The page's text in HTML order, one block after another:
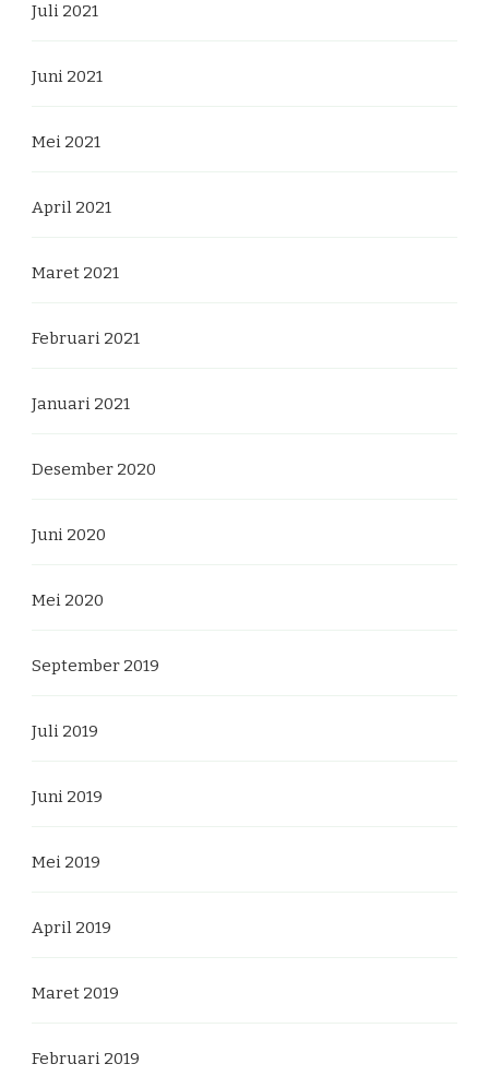
Juli 2021
Juni 2021
Mei 2021
April 2021
Maret 2021
Februari 2021
Januari 2021
Desember 2020
Juni 2020
Mei 2020
September 2019
Juli 2019
Juni 2019
Mei 2019
April 2019
Maret 2019
Februari 2019